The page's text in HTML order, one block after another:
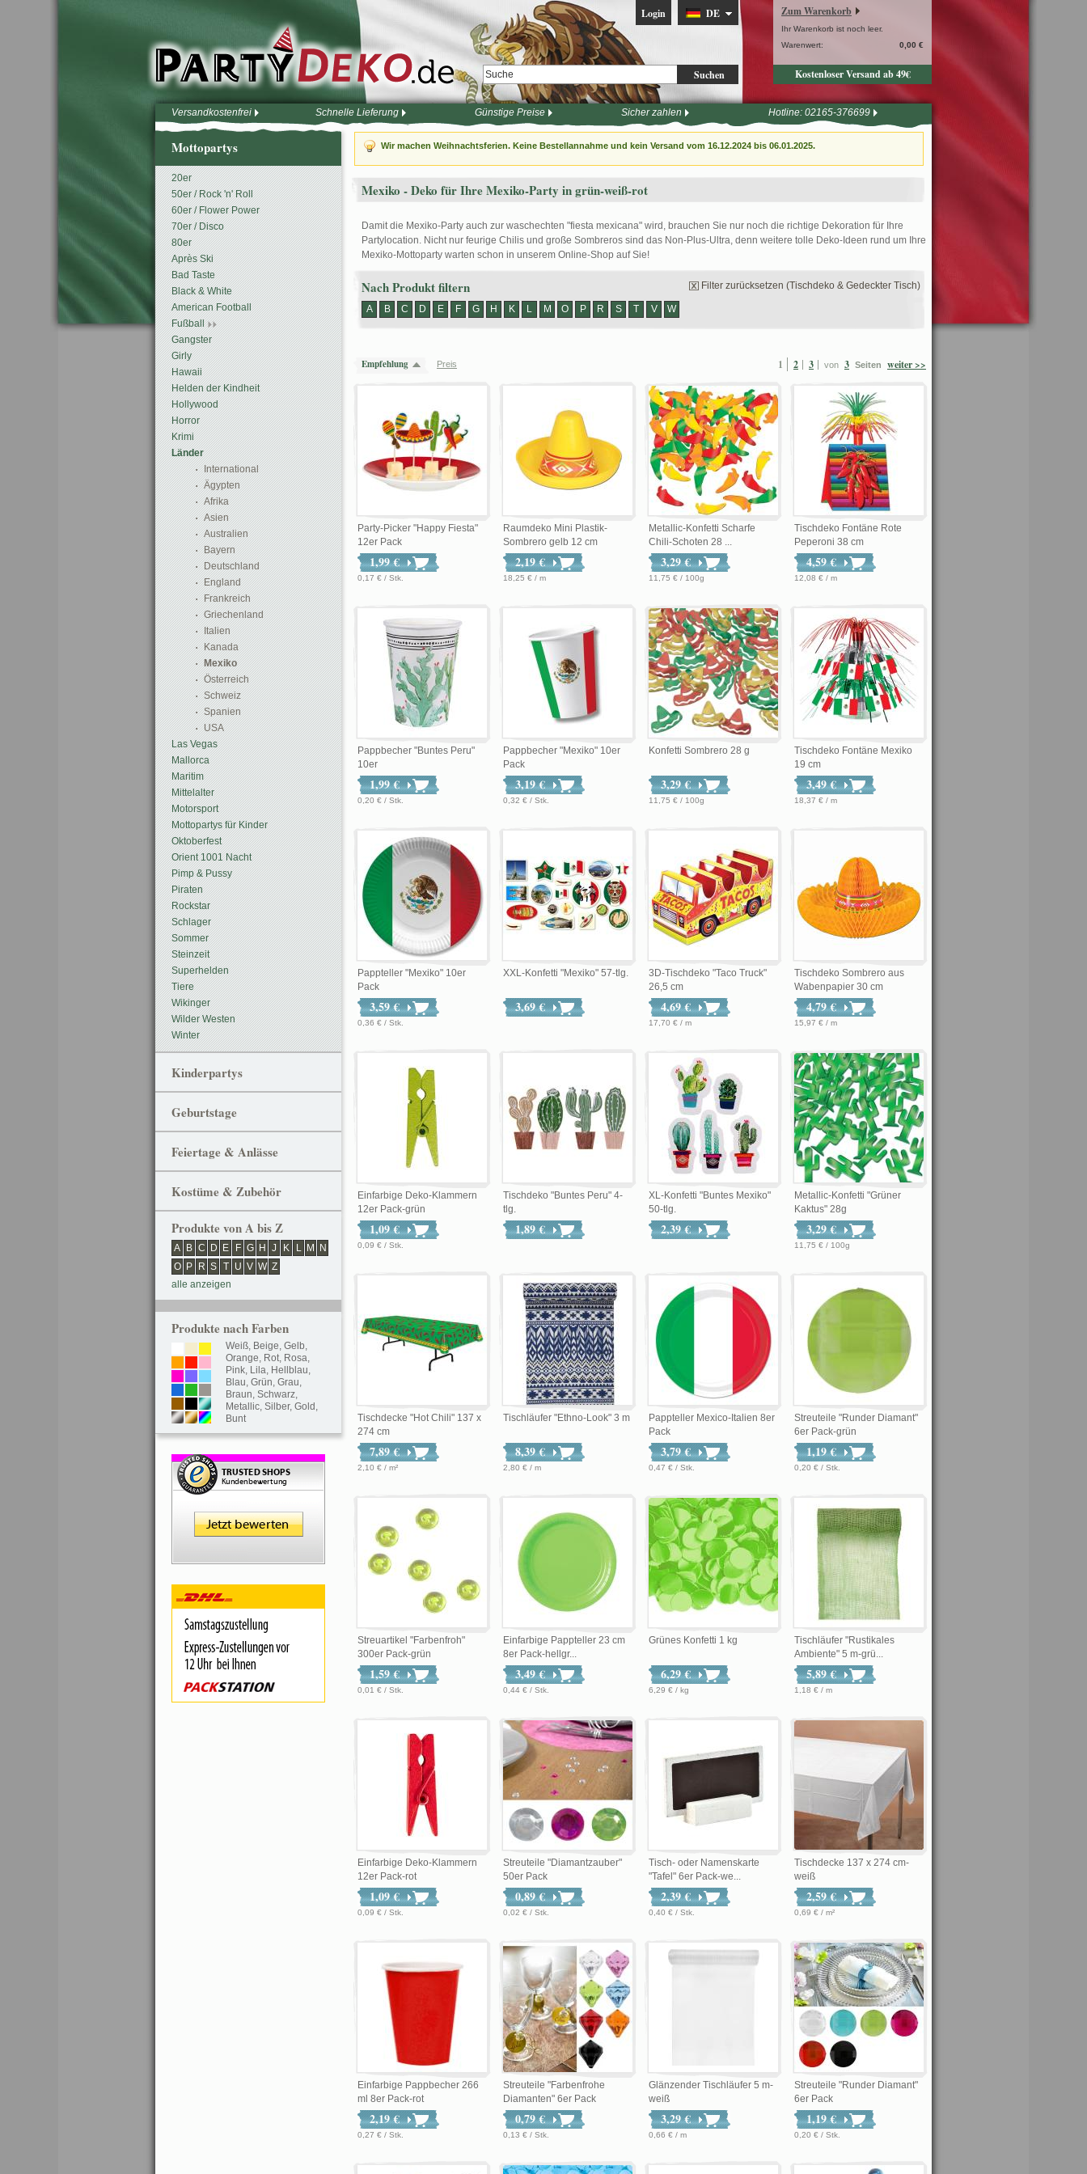
Suchen
Login DE Zum Warenkorb
Ihr Warenkorb ist noch leer.
Warenwert:
0,00 €
Kostenloser Versand ab 49€
Versandkostenfrei Schnelle Lieferung Günstige Preise Sicher zahlen Hotline: 02165-376699
Wir machen Weihnachtsferien. Keine Bestellannahme und kein Versand vom 16.12.2024 bis 06.01.2025.
Mexiko - Deko für Ihre Mexiko-Party in grün-weiß-rot
Damit die Mexiko-Party auch zur waschechten "fiesta mexicana" wird, brauchen Sie nur noch die richtige Dekoration für Ihre
Partylocation. Nicht nur feurige Chilis und große Sombreros sind das Non-Plus-Ultra, denn weitere tolle Deko-Ideen rund um Ihre
Mexiko-Mottoparty warten schon in unserem Online-Shop auf Sie!
Nach Produkt filtern
A B C D E F G H K L M O P R S T V W
Filter zurücksetzen (Tischdeko & Gedeckter Tisch)
1 2 3 von 3 Seiten weiter >>
Empfehlung Preis
Party-Picker "Happy Fiesta"
12er Pack
1,99 €
0,17 € / Stk.
Raumdeko Mini Plastik-
Sombrero gelb 12 cm
2,19 €
18,25 € / m
Metallic-Konfetti Scharfe
Chili-Schoten 28 ...
3,29 €
11,75 € / 100g
Tischdeko Fontäne Rote
Peperoni 38 cm
4,59 €
12,08 € / m
Pappbecher "Buntes Peru"
10er
1,99 €
0,20 € / Stk.
Pappbecher "Mexiko" 10er
Pack
3,19 €
0,32 € / Stk.
Konfetti Sombrero 28 g
3,29 €
11,75 € / 100g
Tischdeko Fontäne Mexiko
19 cm
3,49 €
18,37 € / m
Pappteller "Mexiko" 10er
Pack
3,59 €
0,36 € / Stk.
XXL-Konfetti "Mexiko" 57-tlg.
3,69 €
3D-Tischdeko "Taco Truck"
26,5 cm
4,69 €
17,70 € / m
Tischdeko Sombrero aus
Wabenpapier 30 cm
4,79 €
15,97 € / m
Einfarbige Deko-Klammern
12er Pack-grün
1,09 €
0,09 € / Stk.
Tischdeko "Buntes Peru" 4-
tlg.
1,89 €
XL-Konfetti "Buntes Mexiko"
50-tlg.
2,39 €
Metallic-Konfetti "Grüner
Kaktus" 28g
3,29 €
11,75 € / 100g
Tischdecke "Hot Chili" 137 x
274 cm
7,89 €
2,10 € / m²
Tischläufer "Ethno-Look" 3 m
8,39 €
2,80 € / m
Pappteller Mexico-Italien 8er
Pack
3,79 €
0,47 € / Stk.
Streuteile "Runder Diamant"
6er Pack-grün
1,19 €
0,20 € / Stk.
Streuartikel "Farbenfroh"
300er Pack-grün
1,59 €
0,01 € / Stk.
Einfarbige Pappteller 23 cm
8er Pack-hellgr...
3,49 €
0,44 € / Stk.
Grünes Konfetti 1 kg
6,29 €
6,29 € / kg
Tischläufer "Rustikales
Ambiente" 5 m-grü...
5,89 €
1,18 € / m
Einfarbige Deko-Klammern
12er Pack-rot
1,09 €
0,09 € / Stk.
Streuteile "Diamantzauber"
50er Pack
0,89 €
0,02 € / Stk.
Tisch- oder Namenskarte
"Tafel" 6er Pack-we...
2,39 €
0,40 € / Stk.
Tischdecke 137 x 274 cm-
weiß
2,59 €
0,69 € / m²
Einfarbige Pappbecher 266
ml 8er Pack-rot
2,19 €
0,27 € / Stk.
Streuteile "Farbenfrohe
Diamanten" 6er Pack
0,79 €
0,13 € / Stk.
Glänzender Tischläufer 5 m-
weiß
3,29 €
0,66 € / m
Streuteile "Runder Diamant"
6er Pack
1,19 €
0,20 € / Stk.
Mottopartys
20er
50er / Rock 'n' Roll
60er / Flower Power
70er / Disco
80er
Après Ski
Bad Taste
Black & White
American Football
Fußball
Gangster
Girly
Hawaii
Helden der Kindheit
Hollywood
Horror
Krimi
Länder
International
Ägypten
Afrika
Asien
Australien
Bayern
Deutschland
England
Frankreich
Griechenland
Italien
Kanada
Mexiko
Österreich
Schweiz
Spanien
USA
Las Vegas
Mallorca
Maritim
Mittelalter
Motorsport
Mottopartys für Kinder
Oktoberfest
Orient 1001 Nacht
Pimp & Pussy
Piraten
Rockstar
Schlager
Sommer
Steinzeit
Superhelden
Tiere
Wikinger
Wilder Westen
Winter
Kinderpartys
Geburtstage
Feiertage & Anlässe
Kostüme & Zubehör
Produkte von A bis Z
A B C D E F G H J K L M
N
O
P R S T U V W Z
alle anzeigen
Produkte nach Farben
Weiß, Beige, Gelb,
Orange, Rot, Rosa,
Pink, Lila, Hellblau,
Blau, Grün, Grau,
Braun, Schwarz,
Metallic, Silber, Gold ,
Bunt